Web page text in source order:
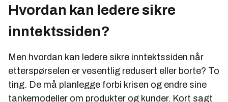
Hvordan kan ledere sikre
inntektssiden?
Men hvordan kan ledere sikre inntektssiden når
etterspørselen er vesentlig redusert eller borte? To
ting. De må planlegge forbi krisen og endre sine
tankemodeller om produkter og kunder. Kort sagt